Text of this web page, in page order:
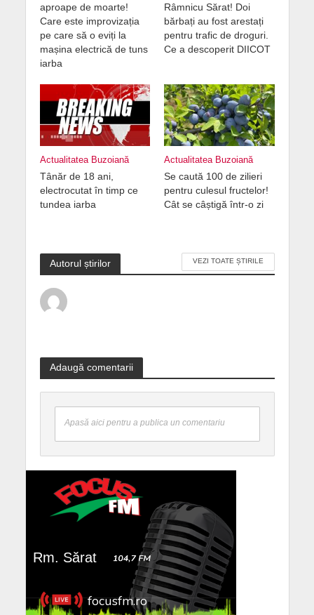
aproape de moarte!
Care este improvizația
pe care să o eviți la
mașina electrică de tuns
iarba
Râmnicu Sărat! Doi
bărbați au fost arestați
pentru trafic de droguri.
Ce a descoperit DIICOT
Actualitatea Buzoiană
Tânăr de 18 ani,
electrocutat în timp ce
tundea iarba
Actualitatea Buzoiană
Se caută 100 de zilieri
pentru culesul fructelor!
Cât se câștigă într-o zi
Autorul știrilor VEZI TOATE ȘTIRILE
Adaugă comentarii
Apasă aici pentru a publica un comentariu